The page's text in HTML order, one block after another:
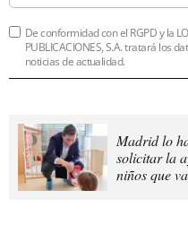
De conformidad con el RGPD y la
PUBLICACIONES, S.A. tratará los
noticias de actualidad.
Madrid lo
solicitar la
niños que